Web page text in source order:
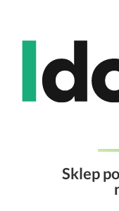
Sklep